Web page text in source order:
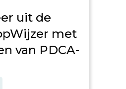
uit de
met
van PDCA-